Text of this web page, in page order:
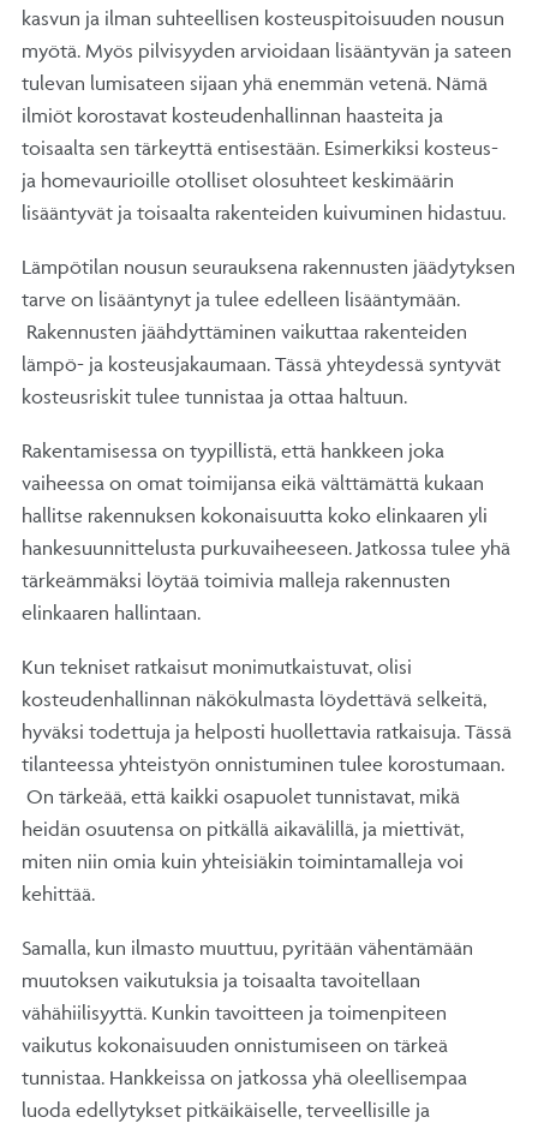
kasvun ja ilman suhteellisen kosteuspitoisuuden nousun
myötä. Myös pilvisyyden arvioidaan lisääntyvän ja sateen
tulevan lumisateen sijaan yhä enemmän vetenä. Nämä
ilmiöt korostavat kosteudenhallinnan haasteita ja
toisaalta sen tärkeyttä entisestään. Esimerkiksi kosteus-
ja homevaurioille otolliset olosuhteet keskimäärin
lisääntyvät ja toisaalta rakenteiden kuivuminen hidastuu.
Lämpötilan nousun seurauksena rakennusten jäädytyksen
tarve on lisääntynyt ja tulee edelleen lisääntymään.
Rakennusten jäähdyttäminen vaikuttaa rakenteiden
lämpö- ja kosteusjakaumaan. Tässä yhteydessä syntyvät
kosteusriskit tulee tunnistaa ja ottaa haltuun.
Rakentamisessa on tyypillistä, että hankkeen joka
vaiheessa on omat toimijansa eikä välttämättä kukaan
hallitse rakennuksen kokonaisuutta koko elinkaaren yli
hankesuunnittelusta purkuvaiheeseen. Jatkossa tulee yhä
tärkeämmäksi löytää toimivia malleja rakennusten
elinkaaren hallintaan.
Kun tekniset ratkaisut monimutkaistuvat, olisi
kosteudenhallinnan näkökulmasta löydettävä selkeitä,
hyväksi todettuja ja helposti huollettavia ratkaisuja. Tässä
tilanteessa yhteistyön onnistuminen tulee korostumaan.
On tärkeää, että kaikki osapuolet tunnistavat, mikä
heidän osuutensa on pitkällä aikavälillä, ja miettivät,
miten niin omia kuin yhteisiäkin toimintamalleja voi
kehittää.
Samalla, kun ilmasto muuttuu, pyritään vähentämään
muutoksen vaikutuksia ja toisaalta tavoitellaan
vähähiilisyyttä. Kunkin tavoitteen ja toimenpiteen
vaikutus kokonaisuuden onnistumiseen on tärkeä
tunnistaa. Hankkeissa on jatkossa yhä oleellisempaa
luoda edellytykset pitkäikäiselle, terveellisille ja